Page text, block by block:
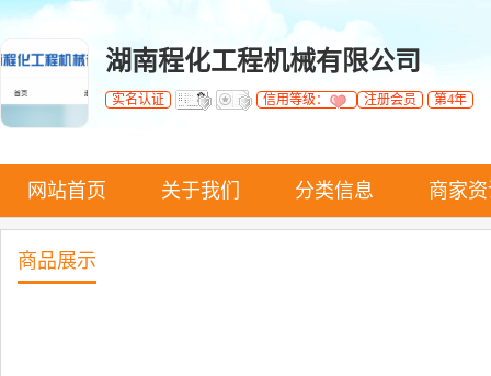
湖南程化工程机械有限公司
实名认证 信用等级： 注册会员 第4年
网站首页 关于我们 分类信息 商家
商品展示